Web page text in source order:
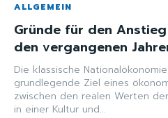
ALLGEMEIN
Gründe für den
den vergangenen
Die klassische
grundlegende Ziel eines
zwischen den realen Werten
in einer Kultur und...